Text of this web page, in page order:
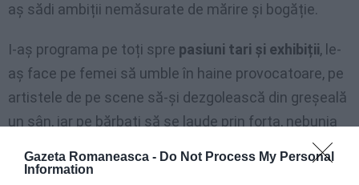
Gazeta Romaneasca - Do Not Process My Personal
Information
aș sădi ambiții nemăsurate de mărire și bogăție.
I-aș programa pe toți spre pasiuni tari și exhibiții, le-
aș face pe femei să umble în haine provocatoare, pe
artistele de pe scene să-și dezgolească din greșeală
un sân, iar pe bărbați să se laude prin forța, nebunia
și inteligența lor. Pentru ca să cultiv însă un gust
corect pentru frumusețe și libertate, le-aș pune pe